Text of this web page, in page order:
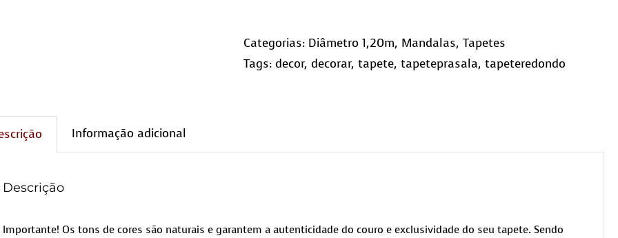
Categorias: Diâmetro 1,20m, Mandalas,Tapetes
Tags:decor,decorar,tapete,tapeteprasala,tapeteredondo
Informação adicional
Descrição
Importante! Os tons de cores são naturais e garantem a autenticidade do couro e exclusividade do seu tapete. Sendo